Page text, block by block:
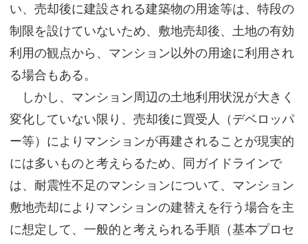
い、売却後に建設される建築物の用途等は、特段の
制限を設けていないため、敷地売却後、土地の有効
利用の観点から、マンション以外の用途に利用され
る場合もある。
しかし、マンション周辺の土地利用状況が大きく
変化していない限り、売却後に買受人（デベロッパ
ー等）によりマンションが再建されることが現実的
には多いものと考えらるため、同ガイドラインで
は、耐震性不足のマンションについて、マンション
敷地売却によりマンションの建替えを行う場合を主
に想定して、一般的と考えられる手順（基本プロセ